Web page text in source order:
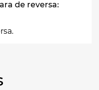
de reversa: